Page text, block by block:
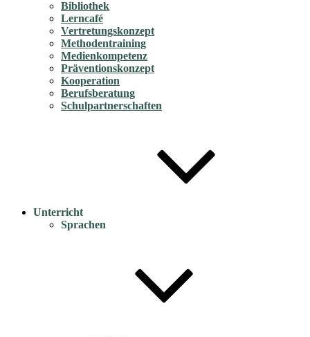
Bibliothek
Lerncafé
Vertretungskonzept
Methodentraining
Medienkompetenz
Präventionskonzept
Kooperation
Berufsberatung
Schulpartnerschaften
Unterricht
Sprachen